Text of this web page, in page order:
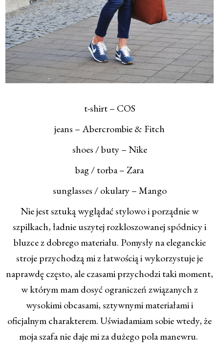
t-shirt – COS
jeans – Abercrombie & Fitch
shoes / buty – Nike
bag / torba – Zara
sunglasses / okulary – Mango
Nie jest sztuką wyglądać stylowo i porządnie w
szpilkach, ładnie uszytej rozkloszowanej spódnicy i
bluzce z dobrego materiału. Pomysły na eleganckie
stroje przychodzą mi z łatwością i wykorzystuje je
naprawdę często, ale czasami przychodzi taki moment,
w którym mam dosyć ograniczeń związanych z
wysokimi obcasami, sztywnymi materiałami i
oficjalnym charakterem. Uświadamiam sobie wtedy, że
moja szafa nie daje mi za dużego pola manewru.